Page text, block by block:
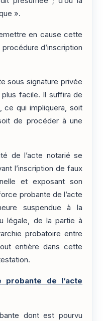
».
en cause cette
d’inscription
sous signature privée
facile. Il suffira de
ce qui impliquera, soit
de procéder à une
de l’acte notarié se
l’inscription de faux
et exposant son
probante de l’acte
suspendue à la
légale, de la partie à
probatoire entre
entière dans cette
probante de l’acte
dont est pourvu